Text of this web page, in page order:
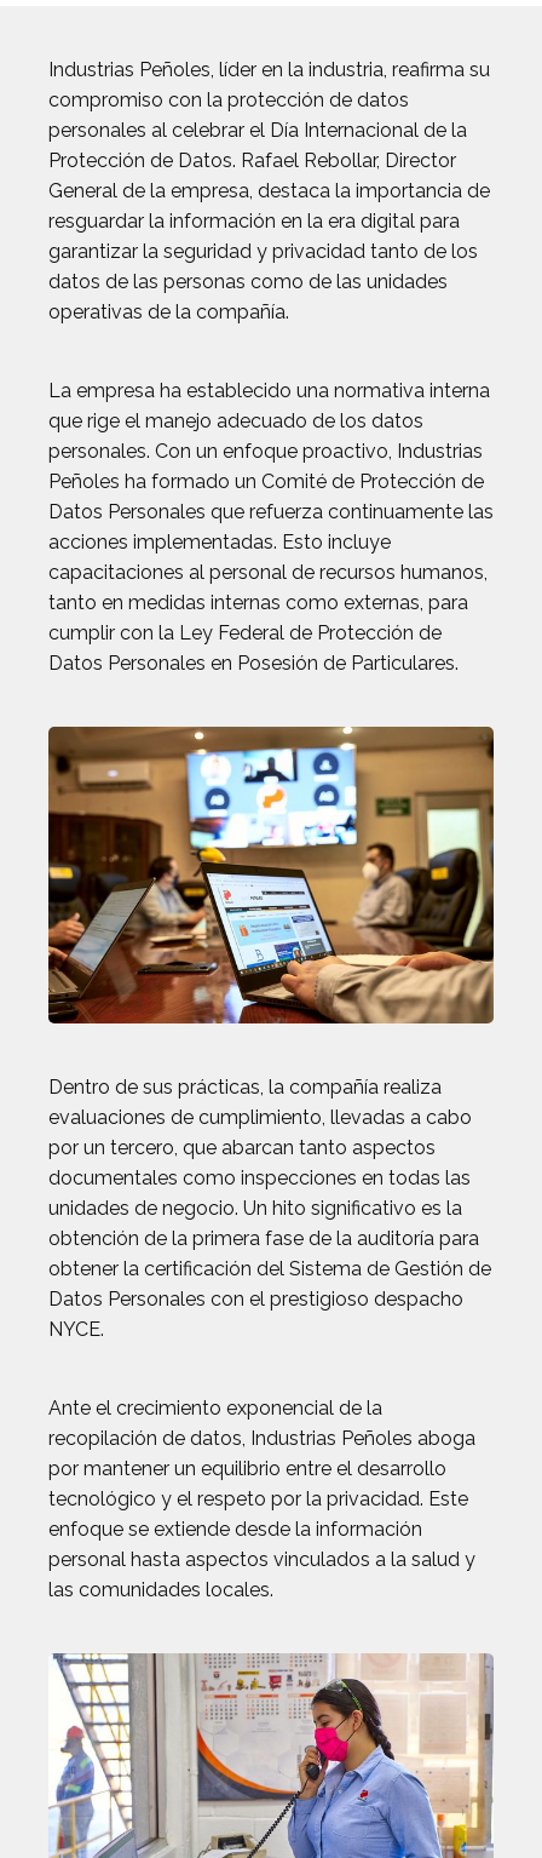
Industrias Peñoles, líder en la industria, reafirma su
compromiso con la protección de datos
personales al celebrar el Día Internacional de la
Protección de Datos. Rafael Rebollar, Director
General de la empresa, destaca la importancia de
resguardar la información en la era digital para
garantizar la seguridad y privacidad tanto de los
datos de las personas como de las unidades
operativas de la compañía.
La empresa ha establecido una normativa interna
que rige el manejo adecuado de los datos
personales. Con un enfoque proactivo, Industrias
Peñoles ha formado un Comité de Protección de
Datos Personales que refuerza continuamente las
acciones implementadas. Esto incluye
capacitaciones al personal de recursos humanos,
tanto en medidas internas como externas, para
cumplir con la Ley Federal de Protección de
Datos Personales en Posesión de Particulares.
Dentro de sus prácticas, la compañía realiza
evaluaciones de cumplimiento, llevadas a cabo
por un tercero, que abarcan tanto aspectos
documentales como inspecciones en todas las
unidades de negocio. Un hito significativo es la
obtención de la primera fase de la auditoría para
obtener la certificación del Sistema de Gestión de
Datos Personales con el prestigioso despacho
NYCE.
Ante el crecimiento exponencial de la
recopilación de datos, Industrias Peñoles aboga
por mantener un equilibrio entre el desarrollo
tecnológico y el respeto por la privacidad. Este
enfoque se extiende desde la información
personal hasta aspectos vinculados a la salud y
las comunidades locales.